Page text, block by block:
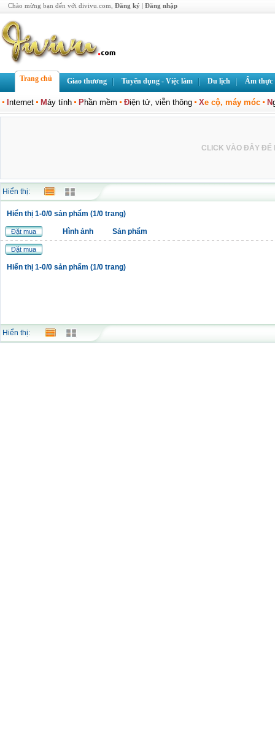
Chào mừng bạn đến với divivu.com, Đăng ký | Đăng nhập
Trang chủ Giao thương Tuyển dụng - Việc làm Du lịch Ẩm thực
nternet Máy tính Phần mềm Điện tử, viễn thông Xe cộ, máy móc N
CLICK VÀO ĐÂY ĐỂ
Hiển thị:
Hiển thị 1-0/0 sản phẩm (1/0 trang)
Đặt mua Hình ảnh Sản phẩm
Đặt mua
Hiển thị 1-0/0 sản phẩm (1/0 trang)
Hiển thị: